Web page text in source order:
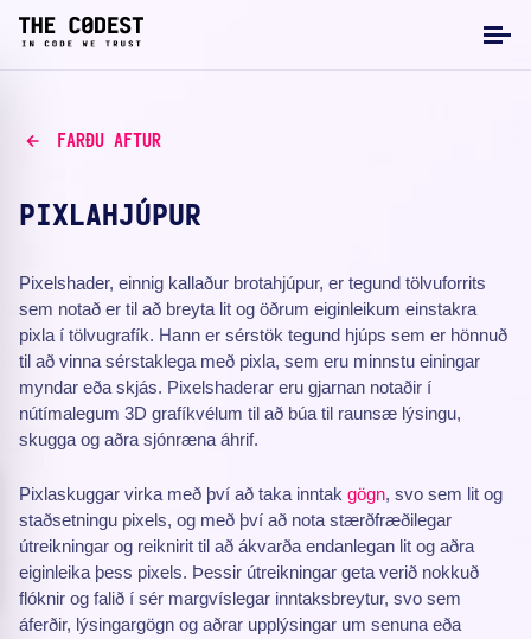
FARÐU AFTUR
PIXLAHJÚPUR
Pixelshader, einnig kallaður brotahjúpur, er tegund tölvuforrits
sem notað er til að breyta lit og öðrum eiginleikum einstakra
pixla í tölvugrafík. Hann er sérstök tegund hjúps sem er hönnuð
til að vinna sérstaklega með pixla, sem eru minnstu einingar
myndar eða skjás. Pixelshaderar eru gjarnan notaðir í
nútímalegum 3D grafíkvélum til að búa til raunsæ lýsingu,
skugga og aðra sjónræna áhrif.
Pixlaskuggar virka með því að taka inntak gögn, svo sem lit og
staðsetningu pixels, og með því að nota stærðfræðilegar
útreikningar og reiknirit til að ákvarða endanlegan lit og aðra
eiginleika þess pixels. Þessir útreikningar geta verið nokkuð
flóknir og falið í sér margvíslegar inntaksbreytur, svo sem
áferðir, lýsingargögn og aðrar upplýsingar um senuna eða